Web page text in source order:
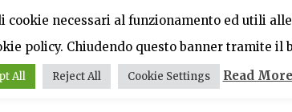
necessari al funzionamento ed utili
policy. Chiudendo questo banner tramite il
All Reject All Cookie Settings Read More